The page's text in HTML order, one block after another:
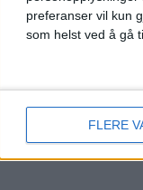
preferanser vil kun
som helst ved å gå
FLERE